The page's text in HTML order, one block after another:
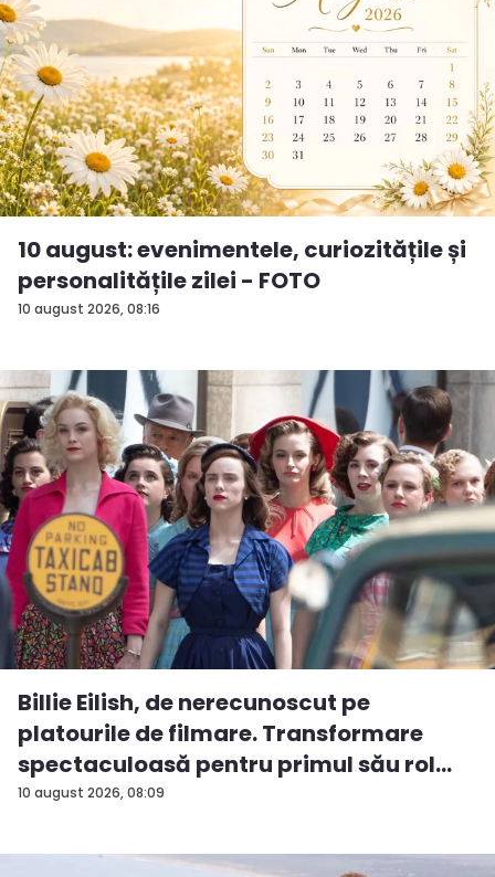
10 august 2026, 08:16
10 august: evenimentele, curiozitățile și
personalitățile zilei - FOTO
10 august 2026, 08:09
Billie Eilish, de nerecunoscut pe
platourile de filmare. Transformare
spectaculoasă pentru primul său rol
m...